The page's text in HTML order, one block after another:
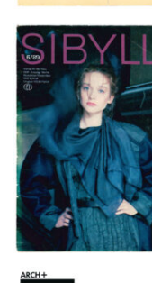
SIBYLLE 6/89